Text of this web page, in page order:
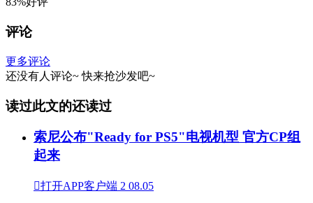
评论
更多评论
还没有人评论~ 快来抢沙发吧~
读过此文的还读过
索尼公布"Ready for PS5"电视机型 官方CP组
起来
打开APP客户端 2 08.05